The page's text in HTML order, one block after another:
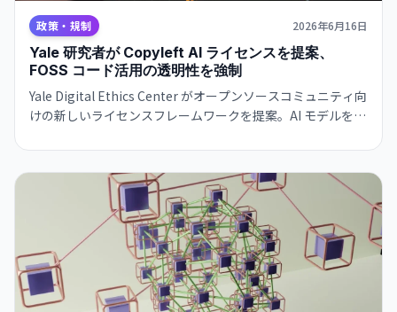
政策・規制 2026年6月16日
Yale 研究者が Copyleft AI ライセンスを提案、
FOSS コード活用の透明性を強制
Yale Digital Ethics Center がオープンソースコミュニティ向
けの新しいライセンスフレームワークを提案。AI モデルを